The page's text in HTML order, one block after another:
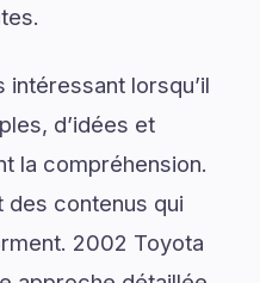
intéressant lorsqu’il
d’idées et
la compréhension.
contenus qui
2002 Toyota